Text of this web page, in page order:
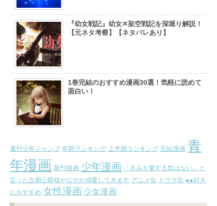
『幼女戦記』幼女✕架空戦記を深堀り解説！
【元ネタ考察】【ネタバレあり】
1巻完結のおすすめ漫画30選！気軽に読めて
面白い！
週刊少年ジャンプ 年間ランキング 上半期ランキング 完結漫画 青
年漫画 新刊漫画 少年漫画
「きみを愛する気はない」と
言った次期公爵様がなぜか溺愛してきます アニメ化 ドラマ化 ●●好き
におすすめ 女性漫画 少女漫画